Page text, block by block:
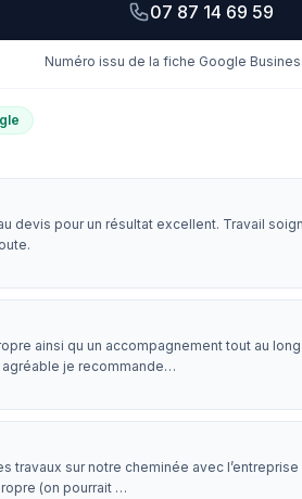
07 87 14 69 59
Numéro issu de la fiche Google
devis pour un résultat excellent. Travail
ainsi qu un accompagnement tout au
je recommande…
travaux sur notre cheminée avec
(on pourrait …